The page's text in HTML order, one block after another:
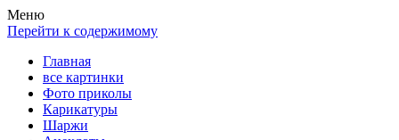
Весела хата — прикольные картинки, смешные истории, клипы!
Покажем всем ваши фото приколы, карикатуры, шаржи, стихи,
Меню
Перейти к содержимому
Главная
все картинки
Фото приколы
Карикатуры
Шаржи